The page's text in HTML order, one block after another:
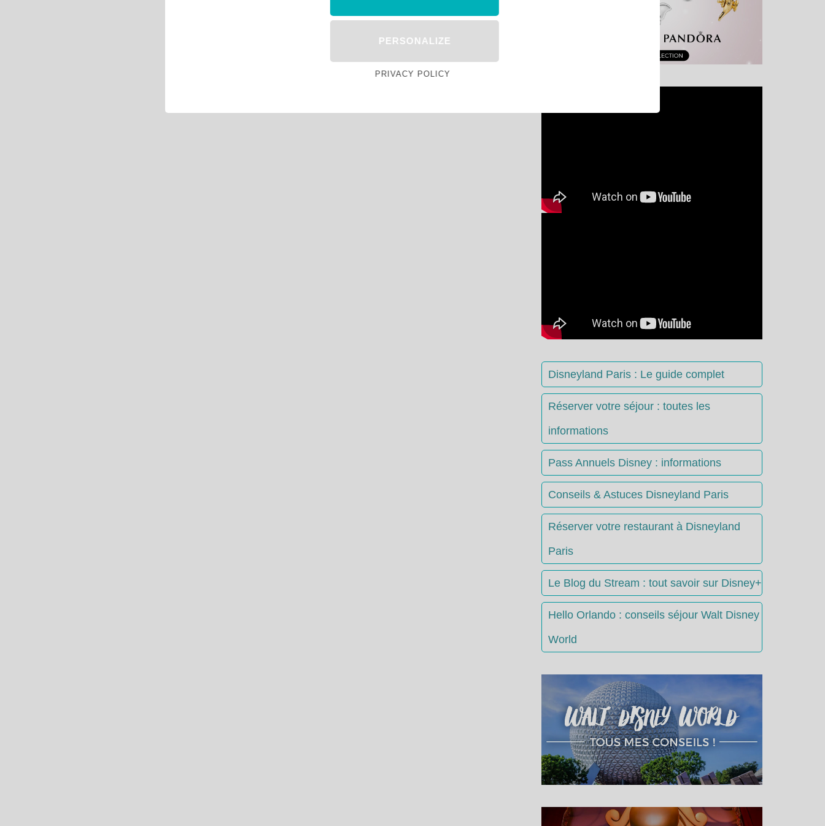
Disneyland Paris : Le guide complet
Réserver votre séjour : toutes les
informations
Pass Annuels Disney : informations
Conseils & Astuces Disneyland Paris
Réserver votre restaurant à Disneyland
Paris
Le Blog du Stream : tout savoir sur Disney+
Hello Orlando : conseils séjour Walt Disney
World
PERSONALIZE
PRIVACY POLICY